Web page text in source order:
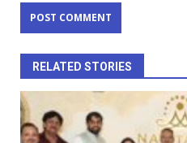
RELATED STORIES